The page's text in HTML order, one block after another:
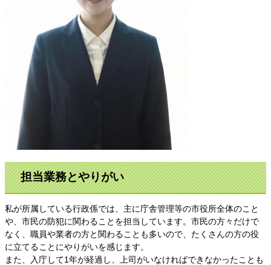
担当業務とやりがい
私が所属している行政係では、主に庁舎管理等の市役所全体のこと
や、市民の防犯に関わることを担当しています。市民の方々だけで
なく、職員や業者の方と関わることも多いので、たくさんの方の役
に立てることにやりがいを感じます。
また、入庁して1年が経過し、上司がいなければできなかったことも